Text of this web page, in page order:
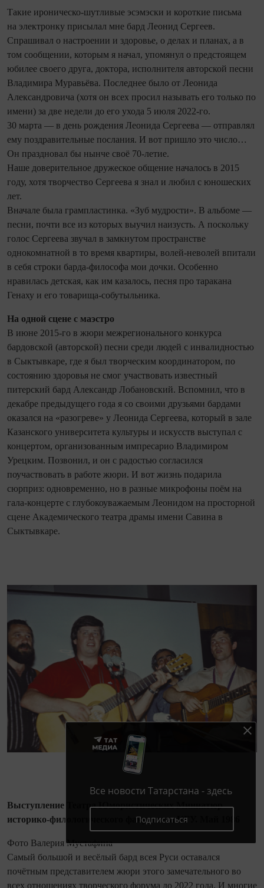
Такие ироническо-шутливые эсэмэски и короткие письма
на электронку присылал мне бард Леонид Сергеев.
Спрашивал о настроении и здоровье, о делах и планах, а в
том сообщении, которым я начал, упомянул о предстоящем
юбилее своего друга, доктора, исполнителя авторской песни
Владимира Муравьёва. Последнее было от Леонида
Александровича (хотя он всех просил называть его только по
имени) за две недели до его ухода 5 июля 2022-го.
30 марта — в день рождения Лео­нида Сергеева — отправлял
ему поздравительные послания. И вот пришло это число…
Он праздновал бы нынче своё 70-летие.
Наше доверительное дружеское общение началось в 2015
году, хотя творчество Сергеева я знал и любил с юношеских
лет.
Вначале была грампластинка. «Зуб мудрости». В альбоме —
песни, почти все из которых выучил наизусть. А поскольку
голос Сергеева звучал в замкнутом пространстве
однокомнатной в то время квартиры, волей-неволей впитали
в себя строки барда-философа мои дочки. Особенно
нравилась детская, как им казалось, песня про таракана
Генаху и его товарища-собутыльника.
На одной сцене с маэстро
В июне 2015-го в жюри межрегионального конкурса
бардовской (авторской) песни среди людей с инвалидностью
в Сыктывкаре, где я был творческим координатором, по
состоянию здоровья не смог участвовать известный
питерский бард Александр Лобановский. Вспомнил, что в
декабре предыдущего года я со своими друзь­ями бардами
оказался на «разогреве» у Леонида Сергеева, который в зале
Казанского университета культуры и искусств выступал с
концертом, организованным импресарио Владимиром
Урецким. Позвонил, и он с радостью согласился
поучаствовать в работе жюри. И вот жизнь подарила
сюрприз: одновременно, но в разные микрофоны поём на
гала-концерте с глубокоуважаемым Леонидом на просторной
сцене Академического театра драмы имени Савина в
Сыктывкаре.
Выступление Театра Юмористических Миниатюр
историко-филологического факультета КГУ. Май 1986
Фото Валерия Мустафина
Самый большой и весёлый бард всея Руси оставался
почётным представителем жюри этого замечательного во
всех отношениях творческого форума до 2022 года. И многие
Все новости Татарстана - здесь
Подписаться